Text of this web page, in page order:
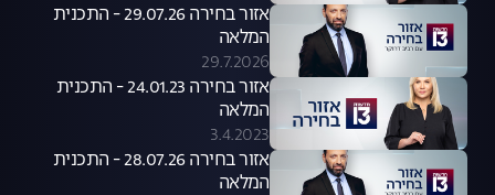
אזור בחירה 29.07.26 - התכנית
המלאה
29.7.2026
אזור בחירה 24.01.23 - התכנית
המלאה
3.4.2023
אזור בחירה 28.07.26 - התכנית
המלאה